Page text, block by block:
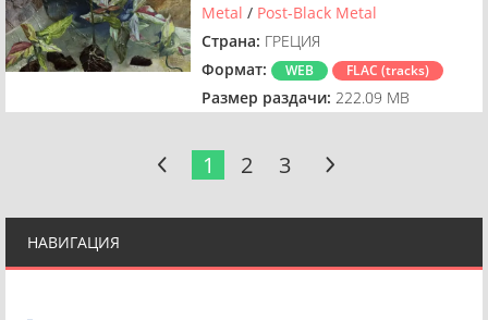
НАВИГАЦИЯ
Metal / Post-Black Metal
Страна: ГРЕЦИЯ
Формат:
WEB FLAC (tracks)
Размер раздачи: 222.09 MB
1 2 3